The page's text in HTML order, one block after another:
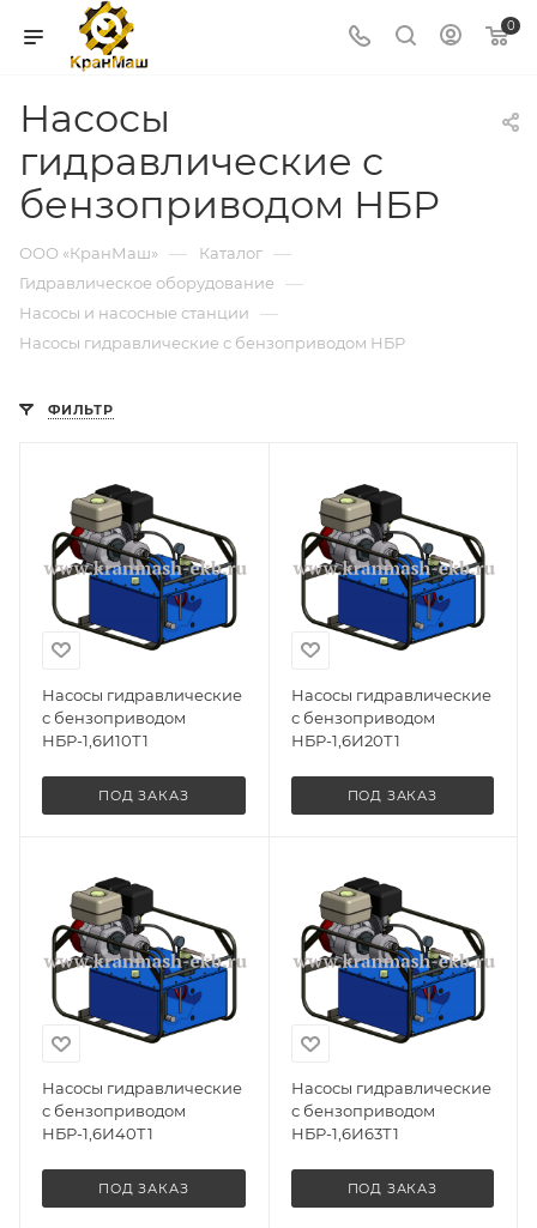
0
Насосы
гидравлические с
бензоприводом НБР
ООО «КранМаш» — Каталог —
Гидравлическое оборудование —
Насосы и насосные станции —
Насосы гидравлические с бензоприводом НБР
ФИЛЬТР
Насосы гидравлические
с бензоприводом
НБР-1,6И10Т1
ПОД ЗАКАЗ
Насосы гидравлические
с бензоприводом
НБР-1,6И20Т1
ПОД ЗАКАЗ
Насосы гидравлические
с бензоприводом
НБР-1,6И40Т1
ПОД ЗАКАЗ
Насосы гидравлические
с бензоприводом
НБР-1,6И63Т1
ПОД ЗАКАЗ